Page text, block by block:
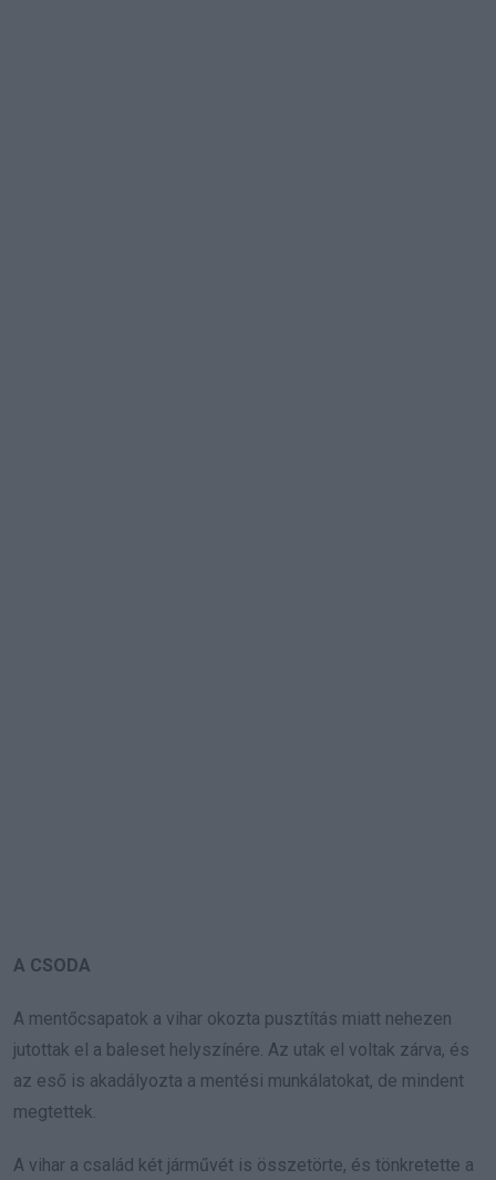
A CSODA
A mentőcsapatok a vihar okozta pusztítás miatt nehezen
jutottak el a baleset helyszínére. Az utak el voltak zárva, és
az eső is akadályozta a mentési munkálatokat, de mindent
megtettek.
A vihar a család két járművét is összetörte, és tönkretette a